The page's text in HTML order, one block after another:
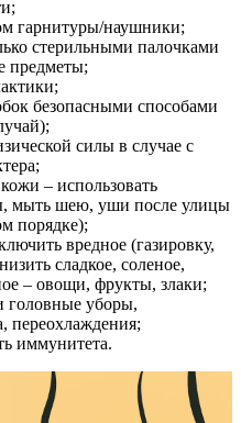
гарнитуры/наушники;
стерильными палочками
предметы;
безопасными способами
силы в случае с
– использовать
мыть шею, уши после улицы
порядке);
вредное (газировку,
сладкое, соленое,
– овощи, фрукты, злаки;
головные уборы,
переохлаждения;
иммунитета.